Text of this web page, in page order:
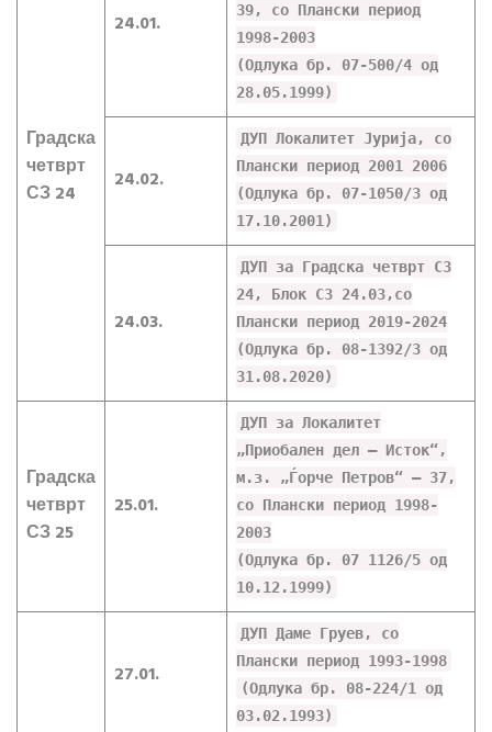
Градска
четврт
СЗ 24
24.01.
39, со Плански период
1998-2003
(Одлука бр. 07-500/4 од
28.05.1999)
24.02.
ДУП Локалитет Јурија, со
Плански период 2001 2006
(Одлука бр. 07-1050/3 од
17.10.2001)
24.03.
ДУП за Градска четврт СЗ
24, Блок СЗ 24.03,со
Плански период 2019-2024
(Одлука бр. 08-1392/3 од
31.08.2020)
Градска
четврт
СЗ 25
25.01.
ДУП за Локалитет
„Приобален дел – Исток“,
м.з. „Ѓорче Петров“ – 37,
со Плански период 1998-
2003
(Одлука бр. 07 1126/5 од
10.12.1999)
27.01.
ДУП Даме Груев, со
Плански период 1993-1998
(Одлука бр. 08-224/1 од
03.02.1993)